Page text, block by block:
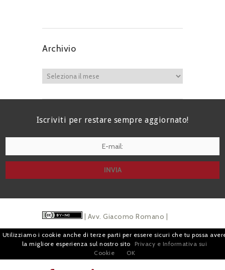
Archivio
Iscriviti per restare sempre aggiornato!
| Avv. Giacomo Romano |
Piazza di Campitelli, 2 - 00186 Roma | P.I.
07880501213 |Pubblicitàe Privacy
Utilizziamo i cookie anche di terze parti per essere sicuri che tu possa
la migliore esperienza sul nostro sito
Privacy e Informativa sui
Cookie
OK